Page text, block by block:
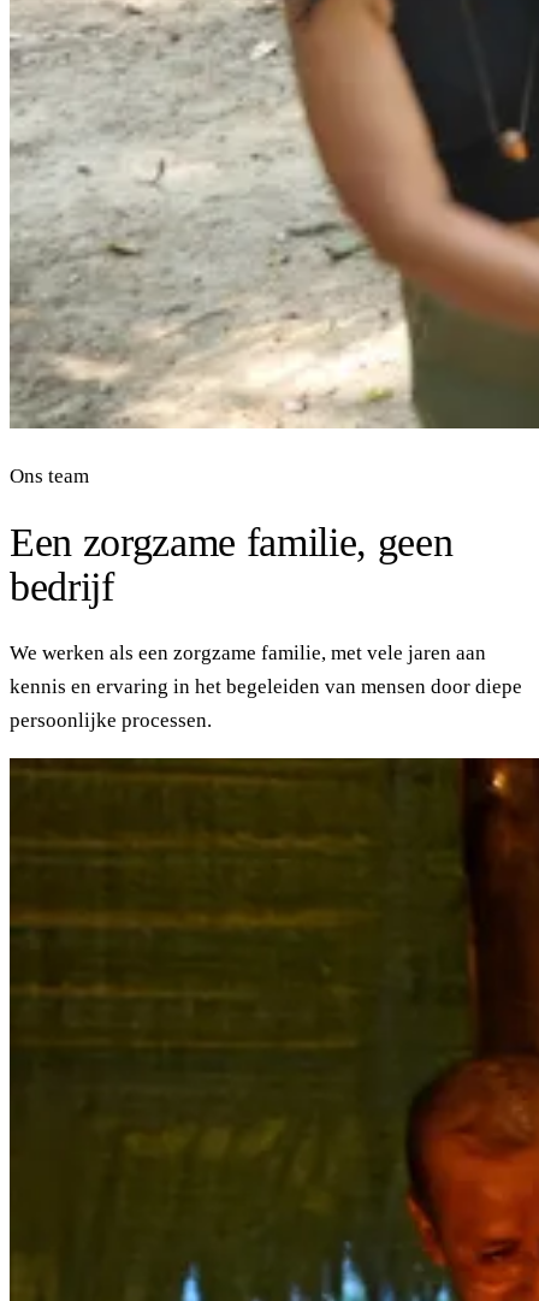
Ons team
Een zorgzame familie, geen
bedrijf
We werken als een zorgzame familie, met vele jaren aan
kennis en ervaring in het begeleiden van mensen door diepe
persoonlijke processen.